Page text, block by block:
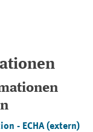
- ECHA (extern)